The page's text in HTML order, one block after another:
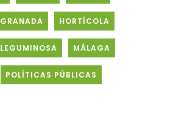
GRANADA HORTÍCOLA
LEGUMINOSA MÁLAGA
POLÍTICAS PÚBLICAS